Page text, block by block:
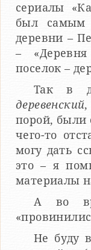
сериалы
был самым
деревни –
–
поселок –
Так в
деревенский
порой, были
чего-то
могу дать
это – я
материалы
А во
Не буду